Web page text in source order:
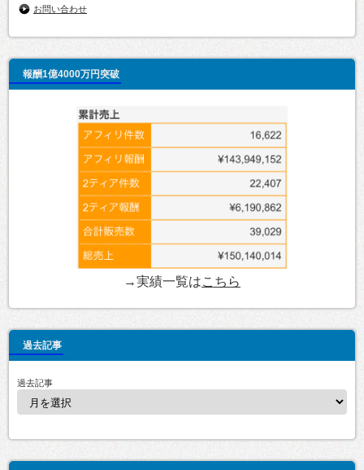
お問い合わせ
報酬1億4000万円突破
→実績一覧はこちら
過去記事
過去記事